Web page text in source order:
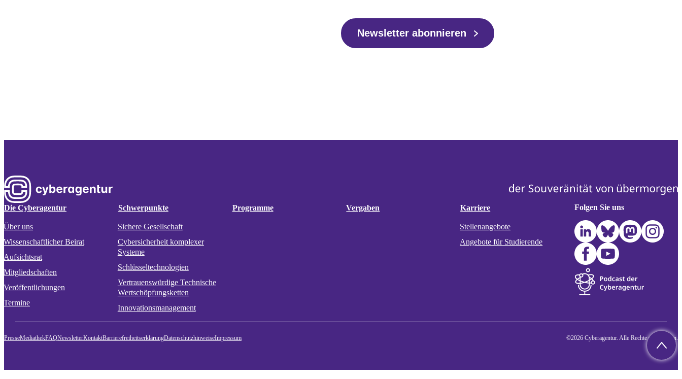
Newsletter abonnieren
Die Cyberagentur
Über uns
Wissenschaftlicher Beirat
Aufsichtsrat
Mitgliedschaften
Veröffentlichungen
Termine
Schwerpunkte
Sichere Gesellschaft
Cybersicherheit komplexer
Systeme
Schlüsseltechnologien
Vertrauenswürdige Technische
Wertschöpfungsketten
Innovationsmanagement
Programme Vergaben Karriere
Stellenangebote
Angebote für Studierende
Folgen Sie uns
PresseMediathekFAQNewsletterKontaktBarrierefreiheitserklärungDatenschutzhinweiseImpressum ©2026 Cyberagentur. Alle Rechte vorbehalten.